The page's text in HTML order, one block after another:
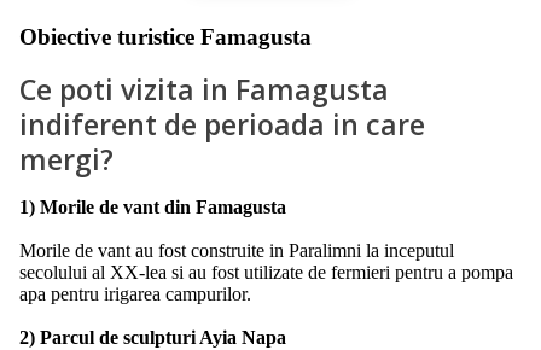
Obiective turistice Famagusta
Ce poti vizita in Famagusta
indiferent de perioada in care
mergi?
1) Morile de vant din Famagusta
Morile de vant au fost construite in Paralimni la inceputul
secolului al XX-lea si au fost utilizate de fermieri pentru a pompa
apa pentru irigarea campurilor.
2) Parcul de sculpturi Ayia Napa